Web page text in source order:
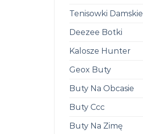
Tenisowki Damskie
Deezee Botki
Kalosze Hunter
Geox Buty
Buty Na Obcasie
Buty Ccc
Buty Na Zimę